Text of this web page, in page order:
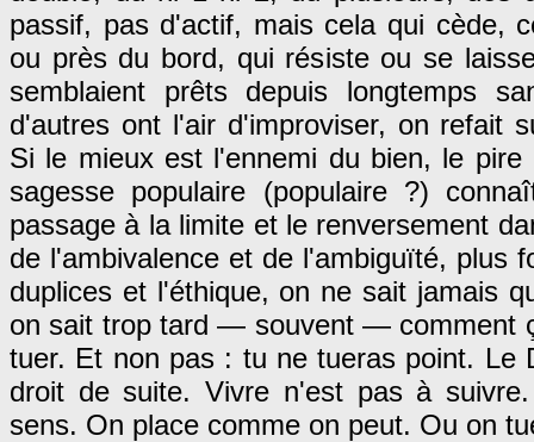
passif, pas d'actif, mais cela qui cède,
ou près du bord, qui résiste ou se
semblaient prêts depuis longtemps
d'autres ont l'air d'improviser, on refait
Si le mieux est l'ennemi du bien, le
sagesse populaire (populaire ?)
passage à la limite et le renversement
de l'ambivalence et de l'ambiguïté, plus
duplices et l'éthique, on ne sait jamais
on sait trop tard — souvent — comment
tuer. Et non pas : tu ne tueras point. Le
droit de suite. Vivre n'est pas à
sens. On place comme on peut. Ou on